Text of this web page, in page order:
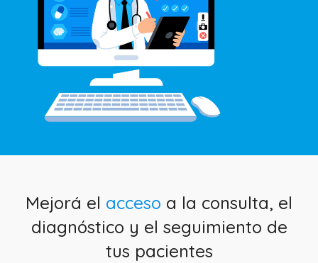
Mejorá el acceso a la consulta, el
diagnóstico y el seguimiento de
tus pacientes